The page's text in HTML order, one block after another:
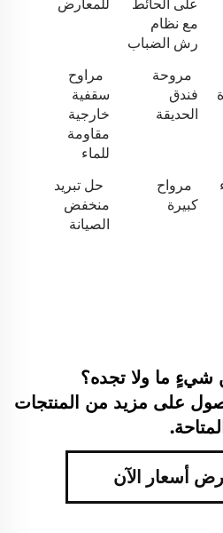
على الحائط
مع نظام
رش الضباب
للمعارض
مروحة
فندق
الحديقة
مراوح
سقفية
خارجية
مقاومة
للماء
مرواح
كبيرة
حل تبريد
منخفض
الصيانة
ما ولا تجده؟
على مزيد من المنتجات
المتاحة.
أسعار الآن